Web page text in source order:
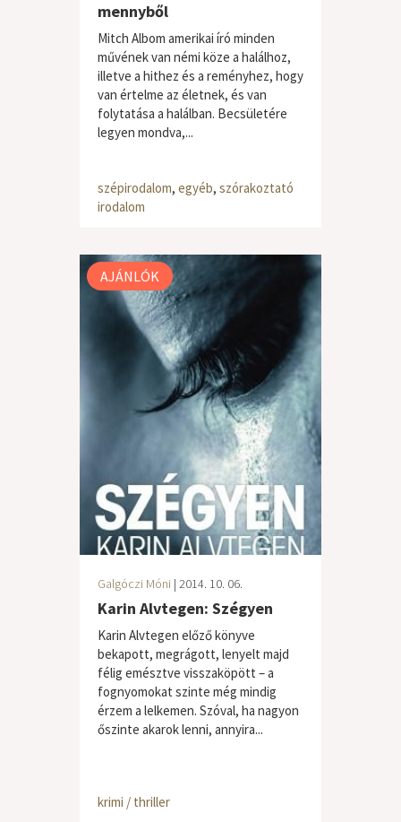
mennyből
Mitch Albom amerikai író minden
művének van némi köze a halálhoz,
illetve a hithez és a reményhez, hogy
van értelme az életnek, és van
folytatása a halálban. Becsületére
legyen mondva,...
szépirodalom, egyéb, szórakoztató
irodalom
AJÁNLÓK
Galgóczi Móni | 2014. 10. 06.
Karin Alvtegen: Szégyen
Karin Alvtegen előző könyve
bekapott, megrágott, lenyelt majd
félig emésztve visszaköpött – a
fognyomokat szinte még mindig
érzem a lelkemen. Szóval, ha nagyon
őszinte akarok lenni, annyira...
krimi / thriller